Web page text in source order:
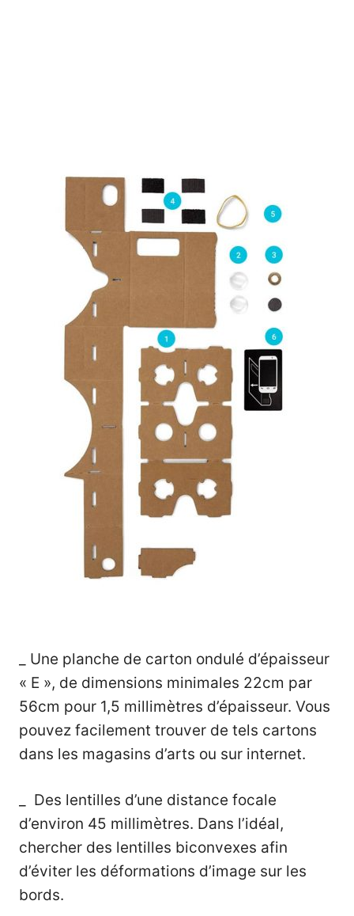
_ Une planche de carton ondulé d’épaisseur
« E », de dimensions minimales 22cm par
56cm pour 1,5 millimètres d’épaisseur. Vous
pouvez facilement trouver de tels cartons
dans les magasins d’arts ou sur internet.
_ Des lentilles d’une distance focale
d’environ 45 millimètres. Dans l’idéal,
chercher des lentilles biconvexes afin
d’éviter les déformations d’image sur les
bords.